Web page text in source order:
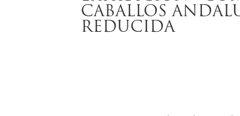
CABALLOS
REDUCIDA